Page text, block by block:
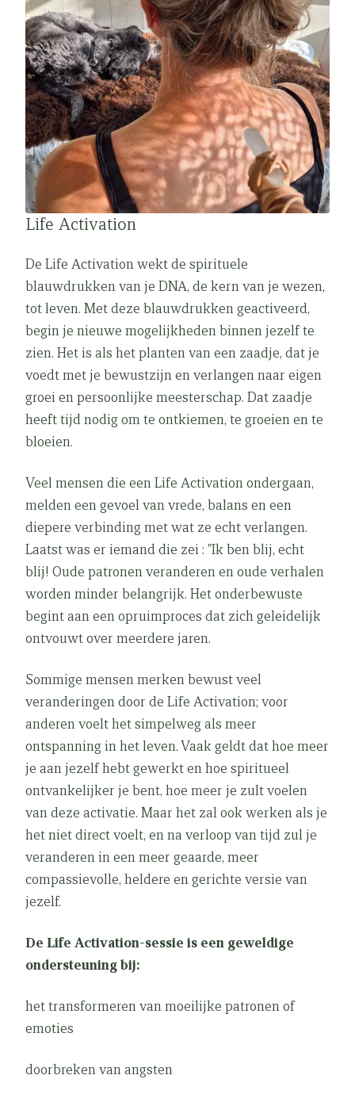
Life Activation
De Life Activation wekt de spirituele
blauwdrukken van je DNA, de kern van je wezen,
tot leven. Met deze blauwdrukken geactiveerd,
begin je nieuwe mogelijkheden binnen jezelf te
zien. Het is als het planten van een zaadje, dat je
voedt met je bewustzijn en verlangen naar eigen
groei en persoonlijke meesterschap. Dat zaadje
heeft tijd nodig om te ontkiemen, te groeien en te
bloeien.
Veel mensen die een Life Activation ondergaan,
melden een gevoel van vrede, balans en een
diepere verbinding met wat ze echt verlangen.
Laatst was er iemand die zei : "Ik ben blij, echt
blij! Oude patronen veranderen en oude verhalen
worden minder belangrijk. Het onderbewuste
begint aan een opruimproces dat zich geleidelijk
ontvouwt over meerdere jaren.
Sommige mensen merken bewust veel
veranderingen door de Life Activation; voor
anderen voelt het simpelweg als meer
ontspanning in het leven. Vaak geldt dat hoe meer
je aan jezelf hebt gewerkt en hoe spiritueel
ontvankelijker je bent, hoe meer je zult voelen
van deze activatie. Maar het zal ook werken als je
het niet direct voelt, en na verloop van tijd zul je
veranderen in een meer geaarde, meer
compassievolle, heldere en gerichte versie van
jezelf.
De Life Activation-sessie is een geweldige
ondersteuning bij:
het transformeren van moeilijke patronen of
emoties
doorbreken van angsten